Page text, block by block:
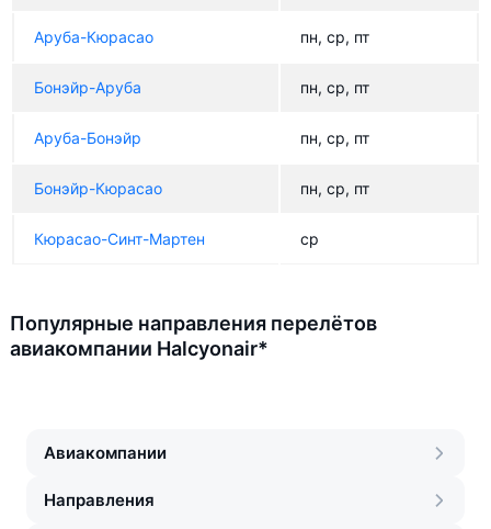
Аруба-Кюрасао пн, ср, пт
Бонэйр-Аруба пн, ср, пт
Аруба-Бонэйр пн, ср, пт
Бонэйр-Кюрасао пн, ср, пт
Кюрасао-Синт-Мартен ср
Популярные направления перелётов
авиакомпании Halcyonair*
Авиакомпании
Направления